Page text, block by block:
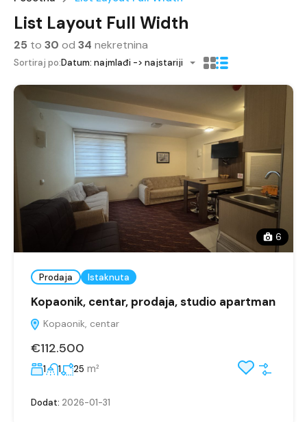
List Layout Full Width
25 to 30 od 34 nekretnina
Sortiraj po:Datum: najmlađi -> najstariji
6
Prodaja Istaknuta
Kopaonik, centar, prodaja, studio apartman
Kopaonik, centar
€112.500
1 1 25 m²
Dodat: 2026-01-31